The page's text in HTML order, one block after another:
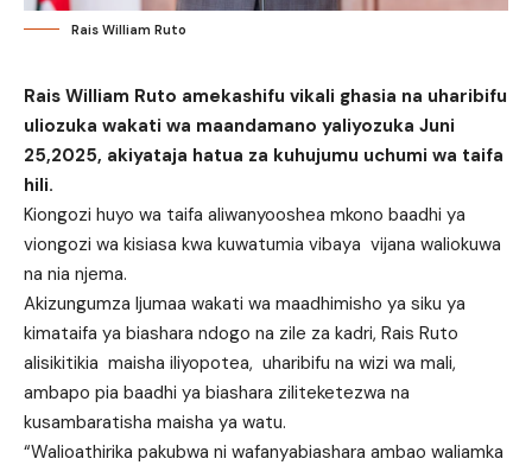
Rais William Ruto
Rais William Ruto amekashifu vikali ghasia na uharibifu
uliozuka wakati wa maandamano yaliyozuka Juni
25,2025, akiyataja hatua za kuhujumu uchumi wa taifa
hili.
Kiongozi huyo wa taifa aliwanyooshea mkono baadhi ya
viongozi wa kisiasa kwa kuwatumia vibaya vijana waliokuwa
na nia njema.
Akizungumza Ijumaa wakati wa maadhimisho ya siku ya
kimataifa ya biashara ndogo na zile za kadri, Rais Ruto
alisikitikia maisha iliyopotea, uharibifu na wizi wa mali,
ambapo pia baadhi ya biashara ziliteketezwa na
kusambaratisha maisha ya watu.
“Walioathirika pakubwa ni wafanyabiashara ambao waliamka